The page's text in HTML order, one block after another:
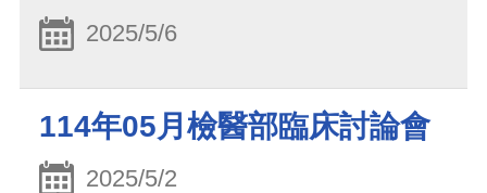
2025/5/6
114年05月檢醫部臨床討論會
2025/5/2